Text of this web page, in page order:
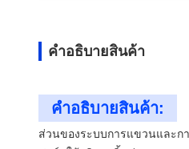
คําอธิบายสินค้า
คําอธิบายสินค้า:
ส่วนของระบบการแขวนและก